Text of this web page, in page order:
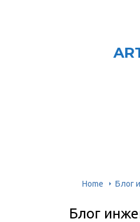
Home Блог
Блог